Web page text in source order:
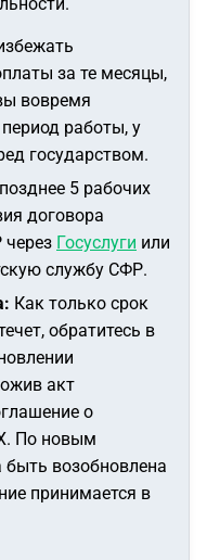
за те месяцы,
вовремя
работы, у
государством.
5 рабочих
договора
Госуслуги или
службу СФР.
Как только срок
обратитесь в
акт
о
По новым
возобновлена
принимается в